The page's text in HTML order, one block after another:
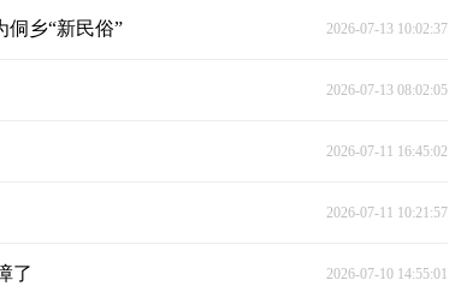
侗乡“新民俗” 2026-07-13 10:02:37
2026-07-13 08:02:05
2026-07-11 16:45:02
2026-07-11 10:21:57
了 2026-07-10 14:55:01